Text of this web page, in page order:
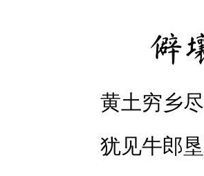
僻
黄土穷乡
犹见牛郎垦